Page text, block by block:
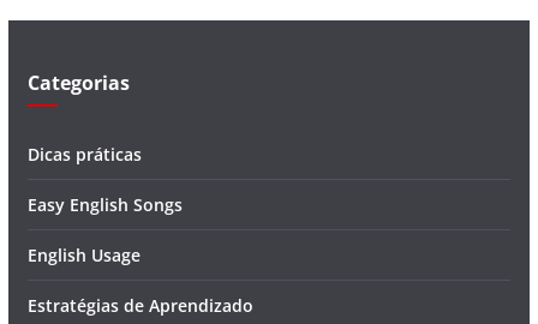
Categorias
Dicas práticas
Easy English Songs
English Usage
Estratégias de Aprendizado